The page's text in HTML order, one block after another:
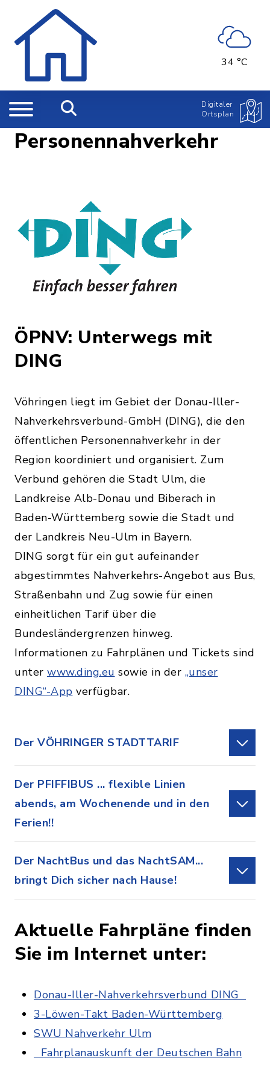
34 °C
Digitaler
Ortsplan
Personennahverkehr
ÖPNV: Unterwegs mit
DING
Vöhringen liegt im Gebiet der Donau-Iller-
Nahverkehrsverbund-GmbH (DING), die den
öffentlichen Personennahverkehr in der
Region koordiniert und organisiert. Zum
Verbund gehören die Stadt Ulm, die
Landkreise Alb-Donau und Biberach in
Baden-Württemberg sowie die Stadt und
der Landkreis Neu-Ulm in Bayern.
DING sorgt für ein gut aufeinander
abgestimmtes Nahverkehrs-Angebot aus Bus,
Straßenbahn und Zug sowie für einen
einheitlichen Tarif über die
Bundesländergrenzen hinweg.
Informationen zu Fahrplänen und Tickets sind
unter www.ding.eu sowie in der „unser
DING“-App verfügbar.
Der VÖHRINGER STADTTARIF
Der PFIFFIBUS ... flexible Linien
abends, am Wochenende und in den
Ferien!!
Der NachtBus und das NachtSAM...
bringt Dich sicher nach Hause!
Aktuelle Fahrpläne finden
Sie im Internet unter:
Donau-Iller-Nahverkehrsverbund DING
3-Löwen-Takt Baden-Württemberg
SWU Nahverkehr Ulm
Fahrplanauskunft der Deutschen Bahn